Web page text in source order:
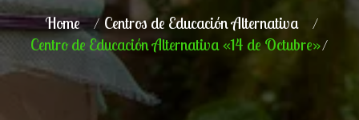
Home
Centros de Educación Alternativa
Centro de Educación Alternativa «14 de Octubre»